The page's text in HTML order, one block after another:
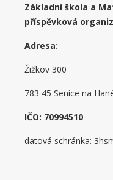
Základní škola a
příspěvková
Adresa:
Žižkov 300
783 45 Senice na
IČO: 70994510
datová schránka: